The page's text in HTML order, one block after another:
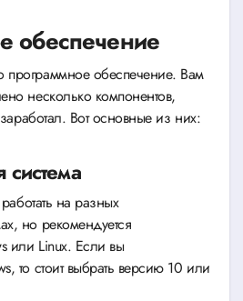
обеспечение
обеспечение. Вам
несколько компонентов,
Вот основные из них:
на разных
но рекомендуется
или Linux. Если вы
то стоит выбрать версию 10 или